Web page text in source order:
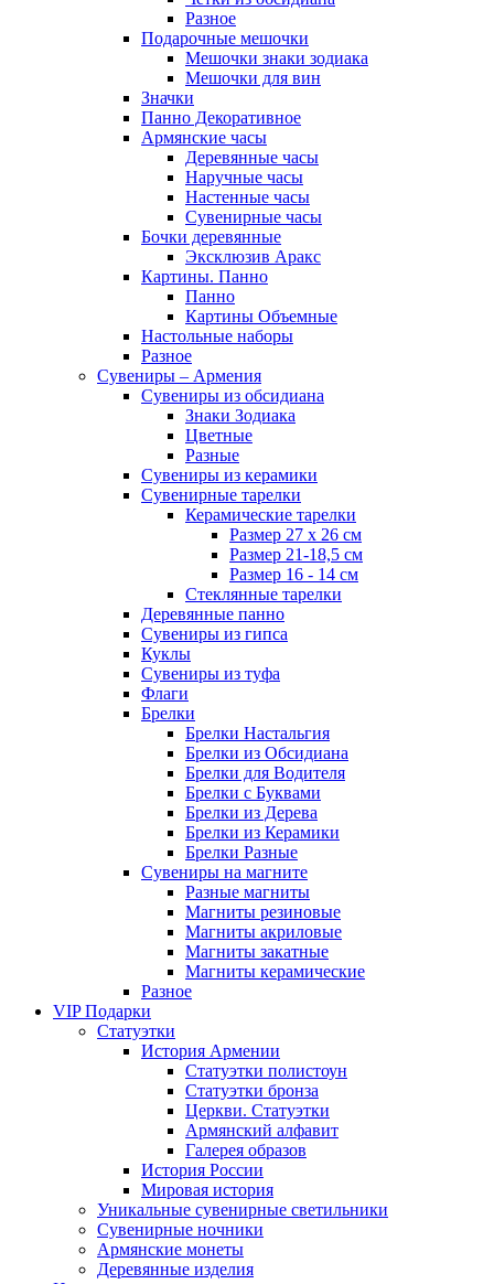
Разное
Подарочные мешочки
Мешочки знаки зодиака
Мешочки для вин
Значки
Панно Декоративное
Армянские часы
Деревянные часы
Наручные часы
Настенные часы
Сувенирные часы
Бочки деревянные
Эксклюзив Аракс
Картины. Панно
Панно
Картины Объемные
Настольные наборы
Разное
Сувениры – Армения
Сувениры из обсидиана
Знаки Зодиака
Цветные
Разные
Сувениры из керамики
Сувенирные тарелки
Керамические тарелки
Размер 27 х 26 см
Размер 21-18,5 см
Размер 16 - 14 см
Стеклянные тарелки
Деревянные панно
Сувениры из гипса
Куклы
Сувениры из туфа
Флаги
Брелки
Брелки Настальгия
Брелки из Обсидиана
Брелки для Водителя
Брелки с Буквами
Брелки из Дерева
Брелки из Керамики
Брелки Разные
Сувениры на магните
Разные магниты
Магниты резиновые
Магниты акриловые
Магниты закатные
Магниты керамические
Разное
VIP Подарки
Статуэтки
История Армении
Статуэтки полистоун
Статуэтки бронза
Церкви. Статуэтки
Армянский алфавит
Галерея образов
История России
Мировая история
Уникальные сувенирные светильники
Сувенирные ночники
Армянские монеты
Деревянные изделия